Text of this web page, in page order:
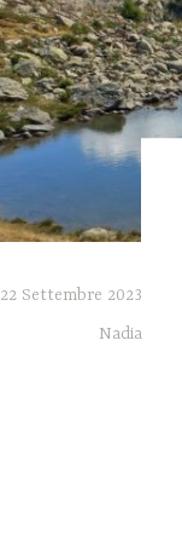
22 Settembre 2023
Nadia